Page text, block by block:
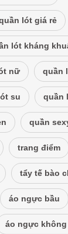
lót giá rẻ
lót kháng
nữ quần
su quần
quần
trang điểm
tẩy tế bào
áo ngực bầu
áo ngực không